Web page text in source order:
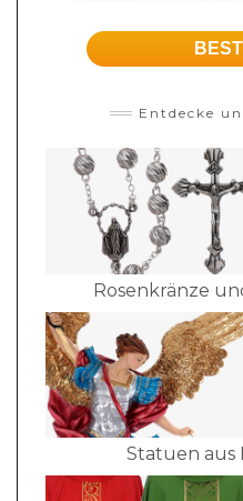
Entdecke
Rosenkränze
Statuen aus